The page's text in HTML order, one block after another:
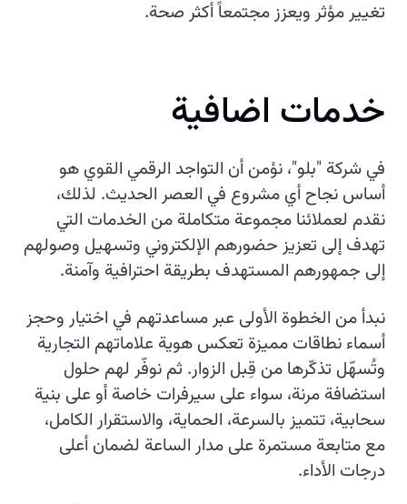
تغيير مؤثر ويعزز مجتمعاً أكثر صحة.
خدمات اضافية
في شركة "بلو"، نؤمن أن التواجد الرقمي القوي هو
أساس نجاح أي مشروع في العصر الحديث. لذلك،
نقدم لعملائنا مجموعة متكاملة من الخدمات التي
تهدف إلى تعزيز حضورهم الإلكتروني وتسهيل وصولهم
إلى جمهورهم المستهدف بطريقة احترافية وآمنة.
نبدأ من الخطوة الأولى عبر مساعدتهم في اختيار وحجز
أسماء نطاقات مميزة تعكس هوية علاماتهم التجارية
وتُسهّل تذكّرها من قِبل الزوار. ثم نوفّر لهم حلول
استضافة مرنة، سواء على سيرفرات خاصة أو على بنية
سحابية، تتميز بالسرعة، الحماية، والاستقرار الكامل،
مع متابعة مستمرة على مدار الساعة لضمان أعلى
درجات الأداء.